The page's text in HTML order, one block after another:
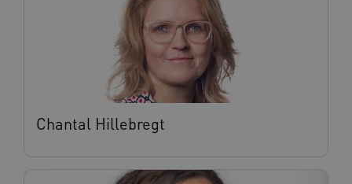
Chantal Hillebregt
Noodzakelijke cookies
Analytische cookies
Marketing cookies
Deze functionele en technische cookies zorgen
ervoor dat de website werkt. Deze cookies
worden altijd geplaatst en maken geen inbreuk